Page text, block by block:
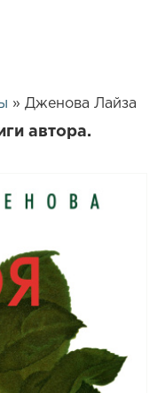
» Дженова Лайза
автора.